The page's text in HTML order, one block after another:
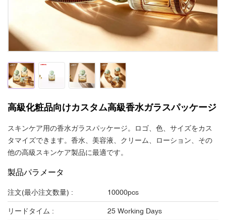
高級化粧品向けカスタム高級香水ガラスパッケージ
スキンケア用の香水ガラスパッケージ。ロゴ、色、サイズをカス
タマイズできます。香水、美容液、クリーム、ローション、その
他の高級スキンケア製品に最適です。
製品パラメータ
注文(最小注文数量) : 10000pcs
リードタイム : 25 Working Days